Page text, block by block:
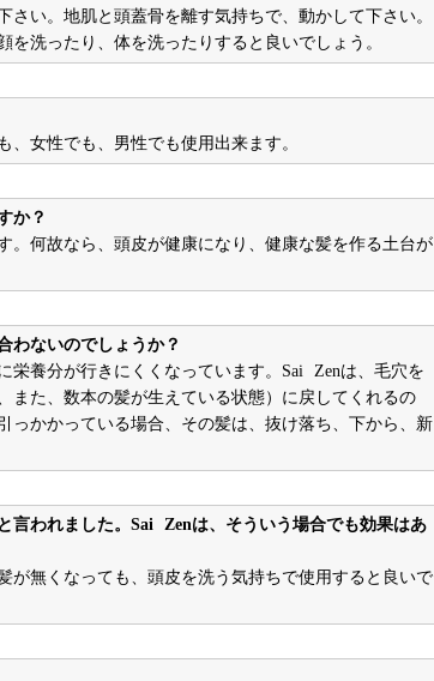
い。地肌と頭蓋骨を離す気持ちで、動かして下さい。
洗ったり、体を洗ったりすると良いでしょう。
女性でも、男性でも使用出来ます。
か？
。何故なら、頭皮が健康になり、健康な髪を作る土台が
わないのでしょうか？
栄養分が行きにくくなっています。Sai Zenは、毛穴を
また、数本の髪が生えている状態）に戻してくれるの
っかかっている場合、その髪は、抜け落ち、下から、新
言われました。Sai Zenは、そういう場合でも効果はあ
が無くなっても、頭皮を洗う気持ちで使用すると良いで